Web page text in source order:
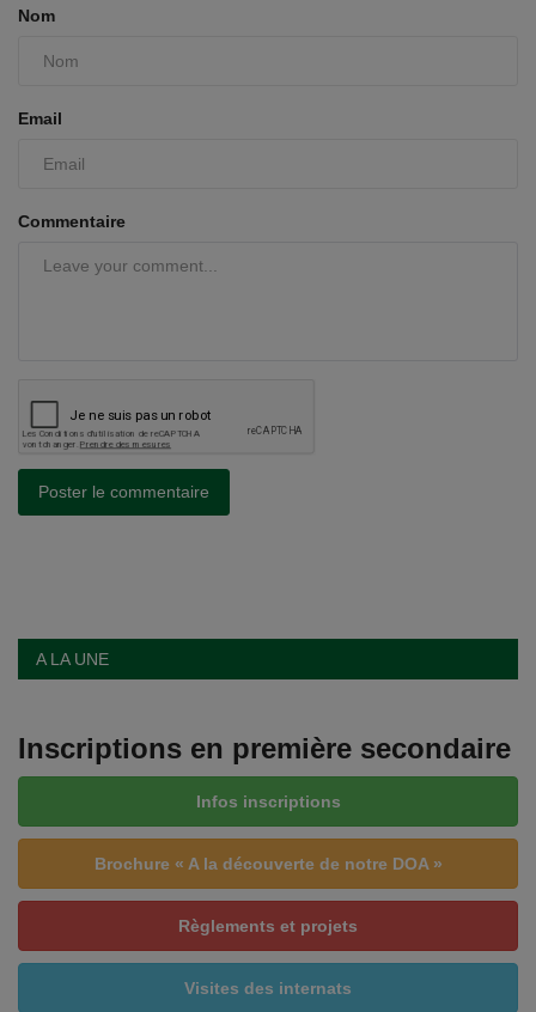
Nom
Email
Commentaire
Poster le commentaire
A LA UNE
Inscriptions en première secondaire
Infos inscriptions
Brochure « A la découverte de notre DOA »
Règlements et projets
Visites des internats